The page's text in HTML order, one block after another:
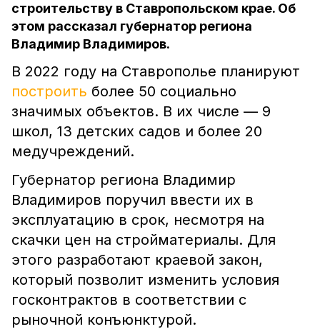
строительству в Ставропольском крае. Об
этом рассказал губернатор региона
Владимир Владимиров.
В 2022 году на Ставрополье планируют
построить более 50 социально
значимых объектов. В их числе –– 9
школ, 13 детских садов и более 20
медучреждений.
Губернатор региона Владимир
Владимиров поручил ввести их в
эксплуатацию в срок, несмотря на
скачки цен на стройматериалы. Для
этого разработают краевой закон,
который позволит изменить условия
госконтрактов в соответствии с
рыночной конъюнктурой.